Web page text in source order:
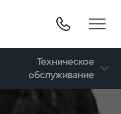
Техническое
обслуживание